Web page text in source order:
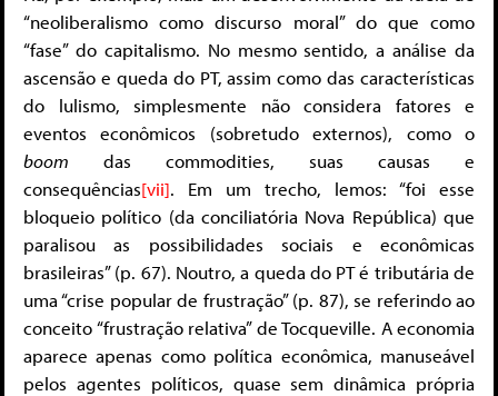
“neoliberalismo como discurso moral” do que como
“fase” do capitalismo. No mesmo sentido, a análise da
ascensão e queda do PT, assim como das características
do lulismo, simplesmente não considera fatores e
eventos econômicos (sobretudo externos), como o
boom das commodities, suas causas e
consequências[vii]. Em um trecho, lemos: “foi esse
bloqueio político (da conciliatória Nova República) que
paralisou as possibilidades sociais e econômicas
brasileiras” (p. 67). Noutro, a queda do PT é tributária de
uma “crise popular de frustração” (p. 87), se referindo ao
conceito “frustração relativa” de Tocqueville. A economia
aparece apenas como política econômica, manuseável
pelos agentes políticos, quase sem dinâmica própria